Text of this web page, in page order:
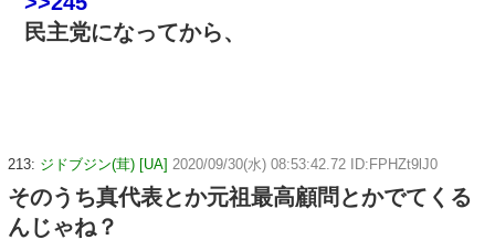
民主党になってから、
213: ジドブジン(茸) [UA] 2020/09/30(水) 08:53:42.72 ID:FPHZt9lJ0
そのうち真代表とか元祖最高顧問とかでてくる
んじゃね？